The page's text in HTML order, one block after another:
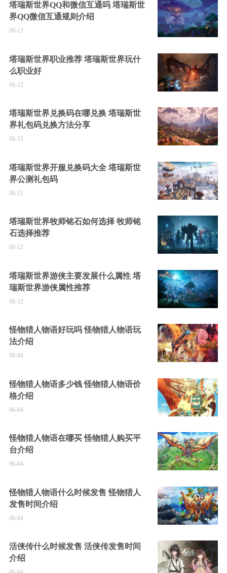
塔瑞斯世界QQ和微信互通吗 塔瑞斯世
界QQ微信互通规则介绍
06-12
塔瑞斯世界职业推荐 塔瑞斯世界玩什
么职业好
06-12
塔瑞斯世界兑换码在哪兑换 塔瑞斯世
界礼包码兑换方法分享
06-12
塔瑞斯世界开服兑换码大全 塔瑞斯世
界公测礼包码
06-12
塔瑞斯世界牧师铭石如何选择 牧师铭
石选择推荐
06-12
塔瑞斯世界游侠主要发展什么属性 塔
瑞斯世界游侠属性推荐
06-12
怪物猎人物语好玩吗 怪物猎人物语玩
法介绍
06-04
怪物猎人物语多少钱 怪物猎人物语价
格介绍
06-04
怪物猎人物语在哪买 怪物猎人购买平
台介绍
06-04
怪物猎人物语什么时候发售 怪物猎人
发售时间介绍
06-04
活侠传什么时候发售 活侠传发售时间
介绍